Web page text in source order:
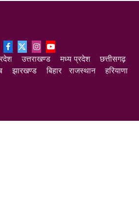
Facebook
X
(Twitter)
InstagramYouTube
उत्तराखण्ड मध्य प्रदेश
छत्तीसगढ़
झारखण्ड बिहार राजस्थान हरियाणा